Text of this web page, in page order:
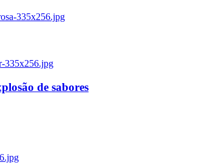
335x256.jpg
335x256.jpg
de sabores